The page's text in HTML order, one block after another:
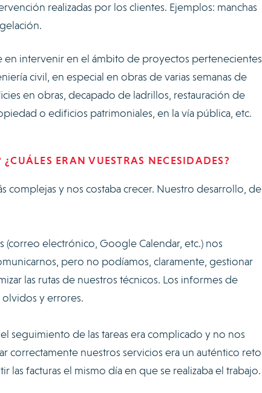
realizadas por los clientes. Ejemplos: manchas
en intervenir en el ámbito de proyectos pertenecientes
civil, en especial en obras de varias semanas de
en obras, decapado de ladrillos, restauración de
o edificios patrimoniales, en la vía pública, etc.
ERAN VUESTRAS NECESIDADES?
complejas y nos costaba crecer. Nuestro desarrollo, de
(correo electrónico, Google Calendar, etc.) nos
pero no podíamos, claramente, gestionar
las rutas de nuestros técnicos. Los informes de
y errores.
seguimiento de las tareas era complicado y no nos
correctamente nuestros servicios era un auténtico reto
facturas el mismo día en que se realizaba el trabajo.